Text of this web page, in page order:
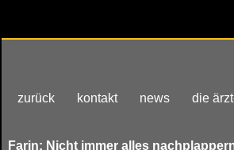
zurück kontakt news die
Farin: Nicht immer alles